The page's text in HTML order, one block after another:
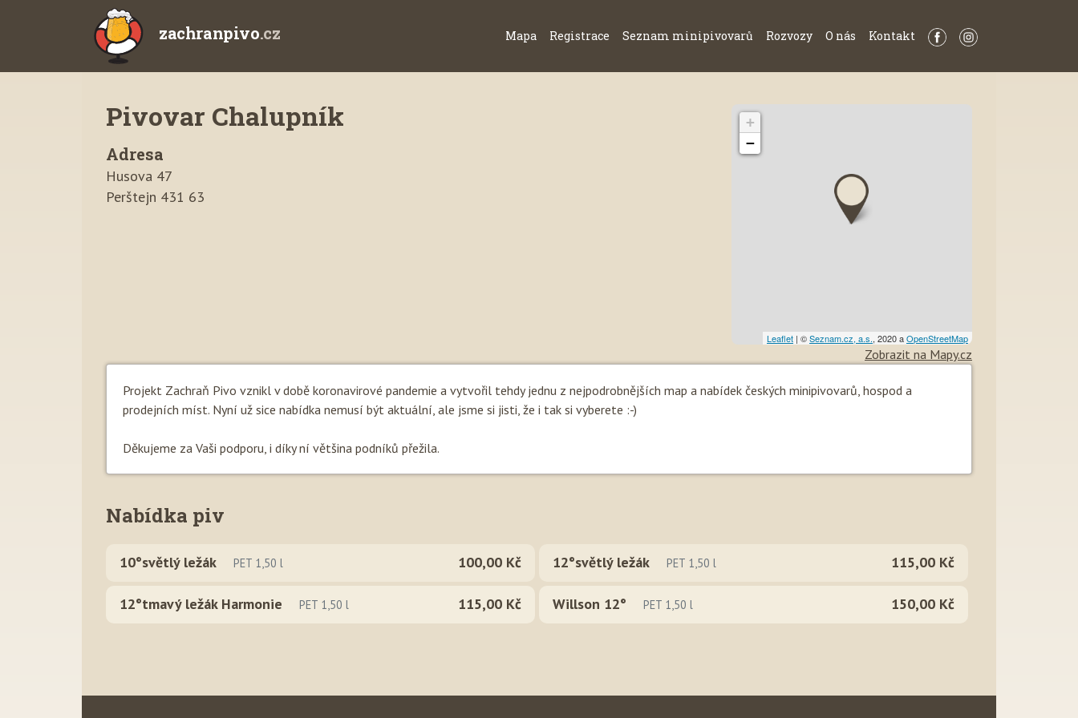
zachranpivo.cz Mapa Registrace Seznam minipivovarů Rozvozy O nás Kontakt
Pivovar Chalupník
Adresa
Husova 47
Perštejn 431 63
+
−
Leaflet | ©Seznam.cz, a.s., 2020 aOpenStreetMap
Zobrazit na Mapy.cz
Projekt Zachraň Pivo vznikl v době koronavirové pandemie a vytvořil tehdy jednu z nejpodrobnějších map a nabídek českých minipivovarů, hospod a
prodejních míst. Nyní už sice nabídka nemusí být aktuální, ale jsme si jisti, že i tak si vyberete :-)
Děkujeme za Vaši podporu, i díky ní většina podníků přežila.
Nabídka piv
10°světlý ležák PET 1,50 l 100,00 Kč 12°světlý ležák PET 1,50 l 115,00 Kč
12°tmavý ležák Harmonie PET 1,50 l 115,00 Kč Willson 12° PET 1,50 l 150,00 Kč